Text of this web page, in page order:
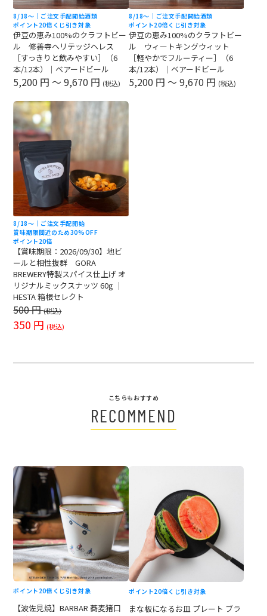
8/18〜｜ご注文手配開始酒類
ポイント20倍 くじ引き対象
伊豆の恵み100%のクラフトビー
ル 修善寺ヘリテッジヘレス
［すっきりと飲みやすい］（6
本/12本）｜ベアードビール
5,200 円 ～ 9,670 円 (税込)
8/18〜｜ご注文手配開始酒類
ポイント20倍 くじ引き対象
伊豆の恵み100%のクラフトビー
ル ウィートキングウィット
［軽やかでフルーティー］（6
本/12本）｜ベアードビール
5,200 円 ～ 9,670 円 (税込)
8/18〜｜ご注文手配開始
賞味期限間近のため30%OFF
ポイント20倍
【賞味期限：2026/09/30】地ビ
ールと相性抜群 GORA
BREWERY特製スパイス仕上げ オ
リジナルミックスナッツ 60g ｜
HESTA 箱根セレクト
500円(税込)
350 円 (税込)
こちらもおすすめ
RECOMMEND
ポイント20倍 くじ引き対象
【波佐見焼】BARBAR 蕎麦猪口
ポイント20倍 くじ引き対象
まな板になるお皿 プレート ブラ